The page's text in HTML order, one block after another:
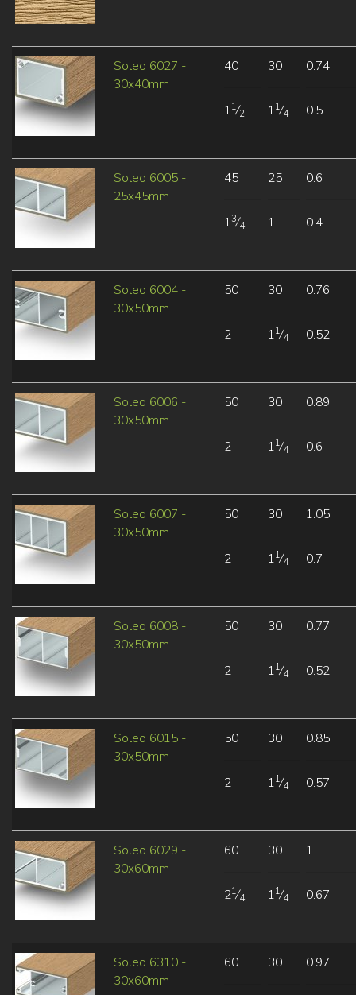
Soleo 6027 -
30x40mm
40
11⁄2
30
11⁄4
0.74
0.5
Soleo 6005 -
25x45mm
45
13⁄4
25
1
0.6
0.4
Soleo 6004 -
30x50mm
50
2
30
11⁄4
0.76
0.52
Soleo 6006 -
30x50mm
50
2
30
11⁄4
0.89
0.6
Soleo 6007 -
30x50mm
50
2
30
11⁄4
1.05
0.7
Soleo 6008 -
30x50mm
50
2
30
11⁄4
0.77
0.52
Soleo 6015 -
30x50mm
50
2
30
11⁄4
0.85
0.57
Soleo 6029 -
30x60mm
60
21⁄4
30
11⁄4
1
0.67
Soleo 6310 -
30x60mm
60 30 0.97